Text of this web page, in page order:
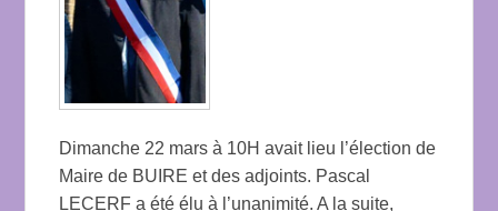
Dimanche 22 mars à 10H avait lieu l’élection de
Maire de BUIRE et des adjoints. Pascal
LECERF a été élu à l’unanimité. A la suite,